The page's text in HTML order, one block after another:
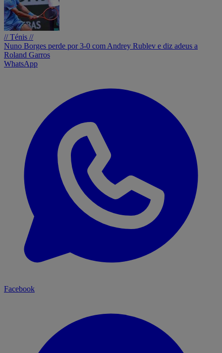
// Ténis //
Nuno Borges perde por 3-0 com Andrey Rublev e diz adeus a
Roland Garros
WhatsApp
Facebook